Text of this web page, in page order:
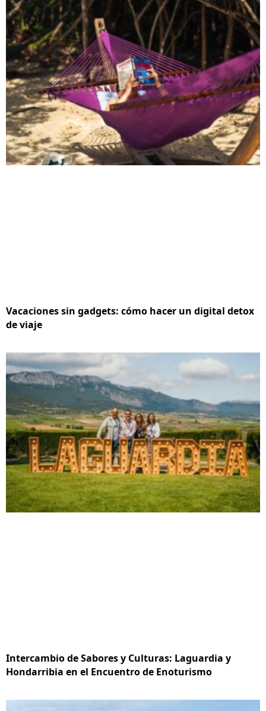
Vacaciones sin gadgets: cómo hacer un digital detox
de viaje
Intercambio de Sabores y Culturas: Laguardia y
Hondarribia en el Encuentro de Enoturismo